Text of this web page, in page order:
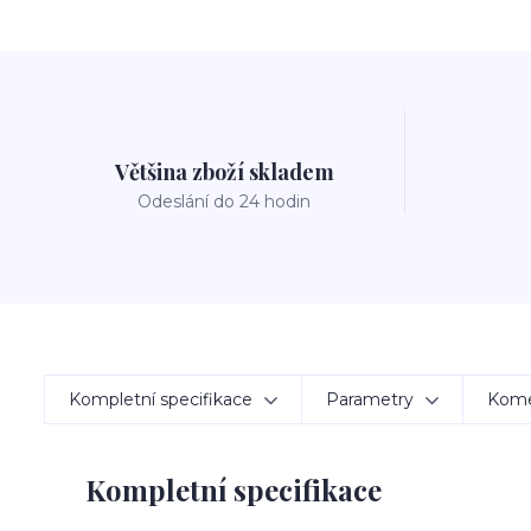
Většina zboží skladem
Odeslání do 24 hodin
Kompletní specifikace Parametry
Kompletní specifikace